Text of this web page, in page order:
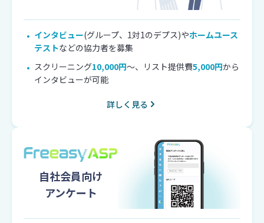
インタビュー(グループ、1対1のデプス)やホームユース
テストなどの協力者を募集
スクリーニング10,000円～、リスト提供費5,000円から
インタビューが可能
詳しく見る
自社会員向け
アンケート